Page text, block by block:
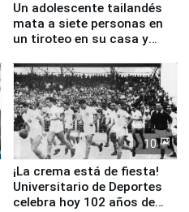
Un adolescente tailandés
mata a siete personas en
un tiroteo en su casa y
10
¡La crema está de fiesta!
Universitario de Deportes
celebra hoy 102 años de